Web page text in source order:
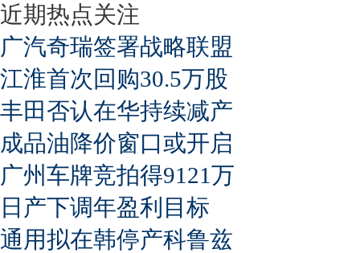
近期热点关注
广汽奇瑞签署战略联盟
江淮首次回购30.5万股
丰田否认在华持续减产
成品油降价窗口或开启
广州车牌竞拍得9121万
日产下调年盈利目标
通用拟在韩停产科鲁兹